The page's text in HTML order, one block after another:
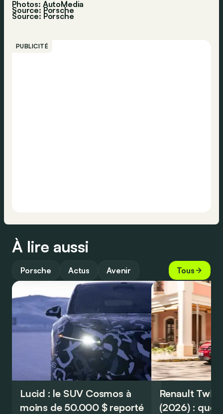
Photos: AutoMedia
Source: Porsche
Source: Porsche
PUBLICITÉ
À lire aussi
Porsche Actus Avenir Tous
Lucid : le SUV Cosmos à
moins de 50.000 $ reporté
Renault
(2026) :